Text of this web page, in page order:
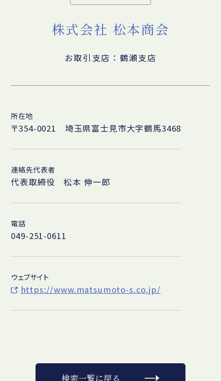
株式会社 松本商会
お取引支店：鶴瀬支店
所在地
〒354-0021 埼玉県富士見市大字鶴馬3468
連絡先代表者
代表取締役 松本 伸一郎
電話
049-251-0611
ウェブサイト
https://www.matsumoto-s.co.jp/
検索一覧に戻る